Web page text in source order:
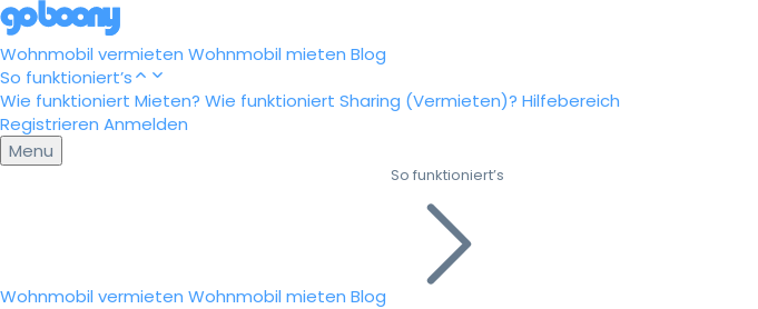
Wohnmobil vermieten Wohnmobil mieten Blog
So funktioniert’s
Wie funktioniert Mieten? Wie funktioniert Sharing (Vermieten)? Hilfebereich
Registrieren Anmelden
Menu
Wohnmobil vermieten Wohnmobil mieten Blog
So funktioniert’s